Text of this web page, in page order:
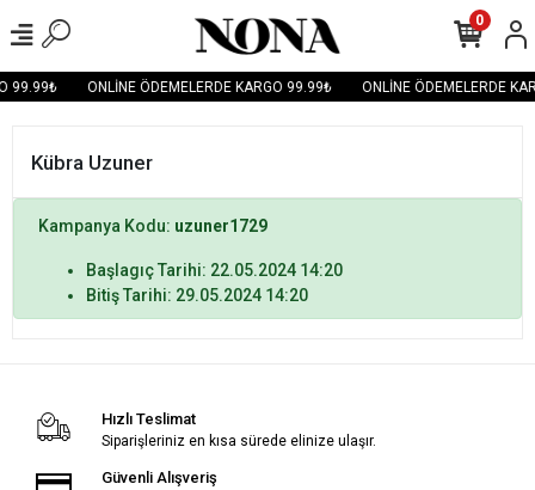
99.99₺ ONLİNE ÖDEMELERDE KARGO 99.99₺ ONLİNE ÖDEMELERDE
0
Kübra Uzuner
Kampanya Kodu: uzuner1729
Başlagıç Tarihi: 22.05.2024 14:20
Bitiş Tarihi: 29.05.2024 14:20
Hızlı Teslimat
Siparişleriniz en kısa sürede elinize ulaşır.
Güvenli Alışveriş